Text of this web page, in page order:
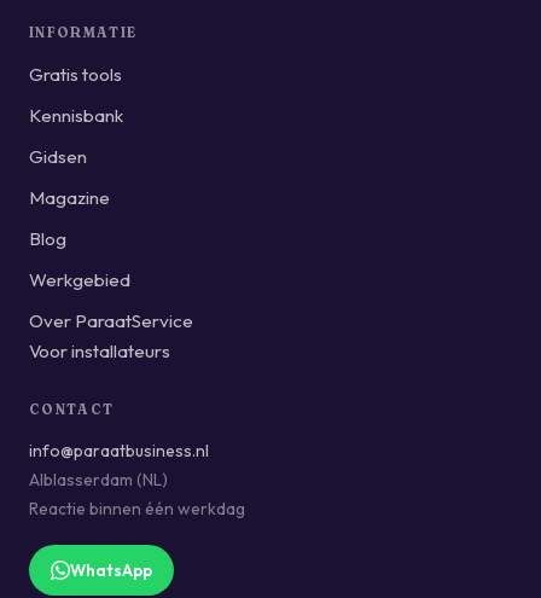
INFORMATIE
Gratis tools
Kennisbank
Gidsen
Magazine
Blog
Werkgebied
Over ParaatService
Voor installateurs
CONTACT
info@paraatbusiness.nl
Alblasserdam (NL)
Reactie binnen één werkdag
WhatsApp